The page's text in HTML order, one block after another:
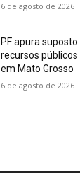
6 de agosto de 2026
PF apura
recursos
em Mato Grosso
6 de agosto de 2026